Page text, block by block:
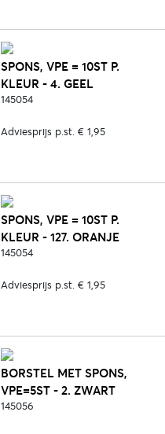
SPONS, VPE = 10ST P.
KLEUR - 4. GEEL
145054
Adviesprijs p.st. € 1,95
SPONS, VPE = 10ST P.
KLEUR - 127. ORANJE
145054
Adviesprijs p.st. € 1,95
BORSTEL MET SPONS,
VPE=5ST - 2. ZWART
145056